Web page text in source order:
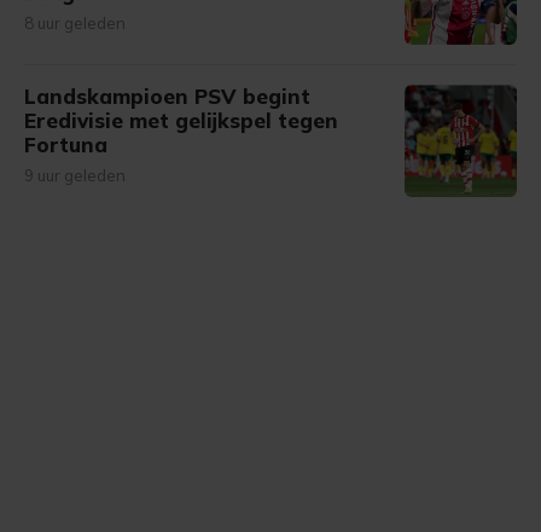
8 uur geleden
Landskampioen PSV begint
Eredivisie met gelijkspel tegen
Fortuna
9 uur geleden